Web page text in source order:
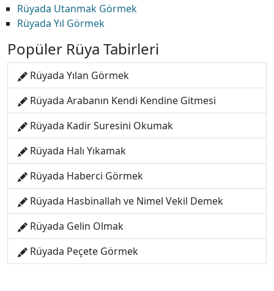
Rüyada Utanmak Görmek
Rüyada Yıl Görmek
Popüler Rüya Tabirleri
Rüyada Yılan Görmek
Rüyada Arabanın Kendi Kendine Gitmesi
Rüyada Kadir Suresini Okumak
Rüyada Halı Yıkamak
Rüyada Haberci Görmek
Rüyada Hasbinallah ve Nimel Vekil Demek
Rüyada Gelin Olmak
Rüyada Peçete Görmek